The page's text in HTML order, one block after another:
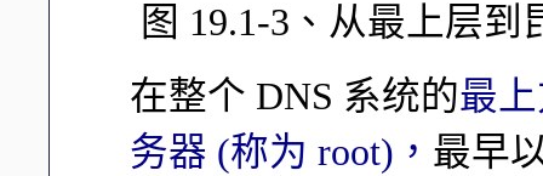
图 19.1-3、从最上层
在整个 DNS 系统的最
务器 (称为 root)， 最早